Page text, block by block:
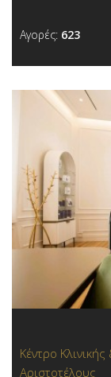
Αγορές: 623
Κέντρο
Αριστοτέλους